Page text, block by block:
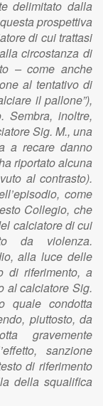
delimitato dalla
prospettiva
di cui trattasi
circostanza di
– come anche
al tentativo di
il pallone”),
Sembra, inoltre,
Sig. M., una
a recare danno
riportato alcuna
al contrasto).
come
Collegio, che
calciatore di cui
da violenza.
alla luce delle
di riferimento, a
al calciatore Sig.
quale condotta
piuttosto, da
gravemente
sanzione
di riferimento
della squalifica